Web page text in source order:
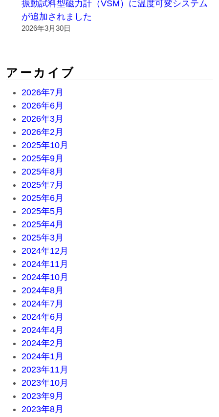
振動試料型磁力計（VSM）に温度可変システム
が追加されました
2026年3月30日
アーカイブ
2026年7月
2026年6月
2026年3月
2026年2月
2025年10月
2025年9月
2025年8月
2025年7月
2025年6月
2025年5月
2025年4月
2025年3月
2024年12月
2024年11月
2024年10月
2024年8月
2024年7月
2024年6月
2024年4月
2024年2月
2024年1月
2023年11月
2023年10月
2023年9月
2023年8月